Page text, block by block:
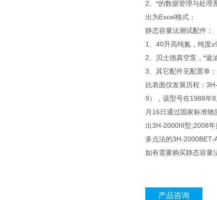
2、*的数据管理与处理
出为Excel格式；
静态容量法测试配件：
1、40升高纯氮，纯度
2、贝士德真空泵，*返
3、其它配件见配置单；
比表面仪发展历程：
9），该型号在1988年
月16日通过国家标准
出3H-2000III型;2008
多点法的3H-
如有需要购买静态容量
产品咨询